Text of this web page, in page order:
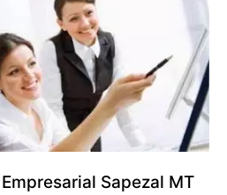
Sapezal MT